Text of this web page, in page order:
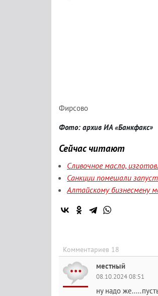
Фирсово
Фото: архив ИА «Банкфакс»
Сейчас читают
Сливочное масло,
Санкции помешали
Алтайскому бизнесмену
Комментариев 18
местный
08.10.2024 08:51
ну надо